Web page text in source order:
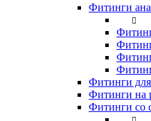
Фитинги
Фитинги для
Фитинги на
Фитинги со